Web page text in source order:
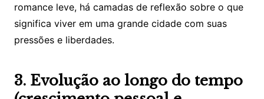
romance leve, há camadas de reflexão sobre o que
significa viver em uma grande cidade com suas
pressões e liberdades.
3. Evolução ao longo do tempo